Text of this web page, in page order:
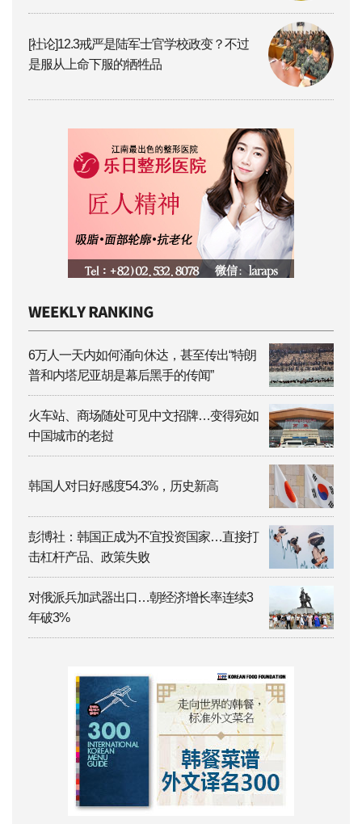
[社论]12.3戒严是陆军士官学校政变？不过
是服从上命下服的牺牲品
6万人一天内如何涌向休达，甚至传出“特朗
普和内塔尼亚胡是幕后黑手的传闻”
火车站、商场随处可见中文招牌…变得宛如
中国城市的老挝
韩国人对日好感度54.3%，历史新高
彭博社：韩国正成为不宜投资国家…直接打
击杠杆产品、政策失败
对俄派兵加武器出口…朝经济增长率连续3
年破3%